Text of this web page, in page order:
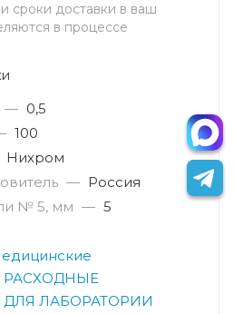
сроки доставки в ваш
в процессе
— 0,5
100
Нихром
— Россия
№ 5, мм — 5
РАСХОДНЫЕ
ЛАБОРАТОРИИ